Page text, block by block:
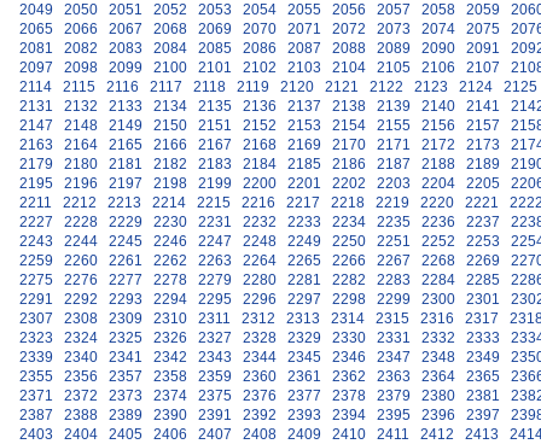
2049
2050 2051 2052 2053 2054 2055 2056 2057 2058 2059
2065
2066 2067 2068 2069 2070 2071 2072 2073 2074 2075
2081
2082 2083 2084 2085 2086 2087 2088 2089 2090 2091
2097
2098 2099 2100 2101 2102 2103 2104 2105 2106 2107
2114
2115 2116 2117 2118 2119 2120 2121 2122 2123 2124
2125
2131
2132 2133 2134 2135 2136 2137 2138 2139 2140 2141
2147
2148 2149 2150 2151 2152 2153 2154 2155 2156 2157
2163
2164 2165 2166 2167 2168 2169 2170 2171 2172 2173
2179
2180 2181 2182 2183 2184 2185 2186 2187 2188 2189
2195
2196 2197 2198 2199 2200 2201 2202 2203 2204 2205
2211
2212 2213 2214 2215 2216 2217 2218 2219 2220 2221
2227
2228 2229 2230 2231 2232 2233 2234 2235 2236 2237
2243
2244 2245 2246 2247 2248 2249 2250 2251 2252 2253
2259
2260 2261 2262 2263 2264 2265 2266 2267 2268 2269
2275
2276 2277 2278 2279 2280 2281 2282 2283 2284 2285
2291
2292 2293 2294 2295 2296 2297 2298 2299 2300 2301
2307
2308 2309 2310 2311 2312 2313 2314 2315 2316 2317
2323
2324 2325 2326 2327 2328 2329 2330 2331 2332 2333
2339
2340 2341 2342 2343 2344 2345 2346 2347 2348 2349
2355
2356 2357 2358 2359 2360 2361 2362 2363 2364 2365
2371
2372 2373 2374 2375 2376 2377 2378 2379 2380 2381
2387
2388 2389 2390 2391 2392 2393 2394 2395 2396 2397
2403
2404 2405 2406 2407 2408 2409 2410 2411 2412 2413